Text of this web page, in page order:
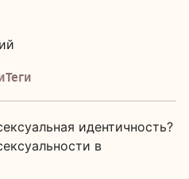
Теги
идентичность?
в